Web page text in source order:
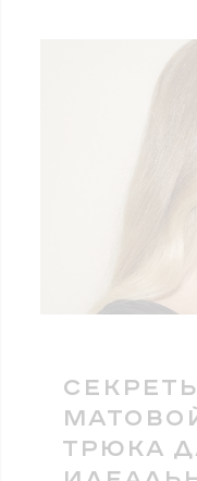
ТРЮКА